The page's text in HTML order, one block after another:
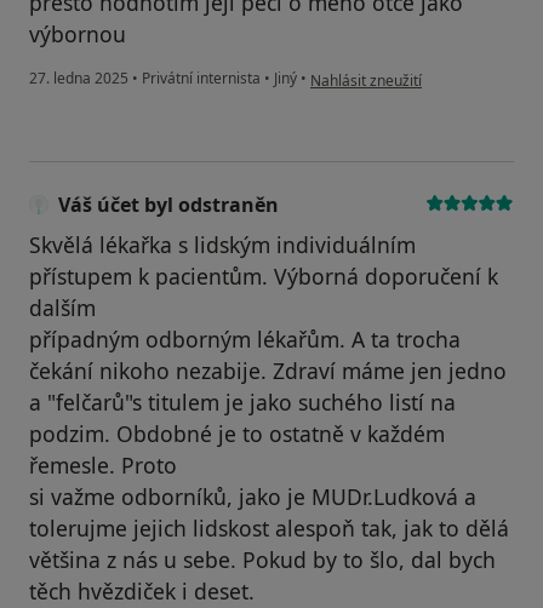
výbornou
27. ledna 2025 • Privátní internista • Jiný • podle názoru uživatele Parák
Nahlásit zneužití
Váš účet byl odstraněn
Skvělá lékařka s lidským individuálním
přístupem k pacientům. Výborná doporučení k
dalším
případným odborným lékařům. A ta trocha
čekání nikoho nezabije. Zdraví máme jen jedno
a "felčarů"s titulem je jako suchého listí na
podzim. Obdobné je to ostatně v každém
řemesle. Proto
si važme odborníků, jako je MUDr.Ludková a
tolerujme jejich lidskost alespoň tak, jak to dělá
většina z nás u sebe. Pokud by to šlo, dal bych
těch hvězdiček i deset.